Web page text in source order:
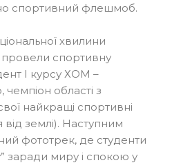
спортивний флешмоб.
хвилини
провели спортивну
І курсу ХОМ –
області з
найкращі спортивні
землі). Наступним
фототрек, де студенти
заради миру і спокою у